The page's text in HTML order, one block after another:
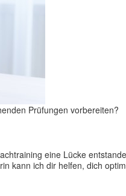
Prüfungen vorbereiten?
eine Lücke
kann ich dir helfen, dich